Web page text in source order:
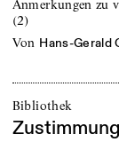
Anmerkungen zu
(2)
von Hans-Gerald
Bibliothek